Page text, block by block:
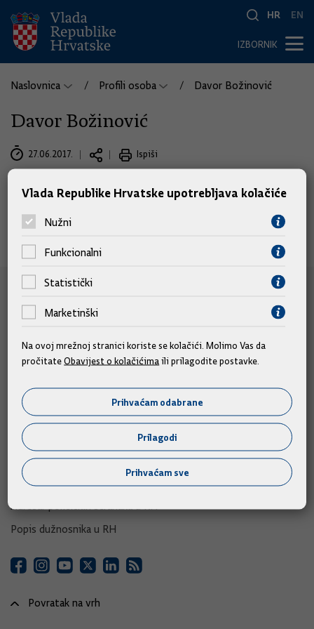
HR EN
IZBORNIK
Naslovnica Profili osoba Davor Božinović
Davor Božinović
27.06.2017. Ispiši
e-Savjetovanja
Izvozni portal
Adresar
Središnji katalog službenih dokumenata RH
Adresar tijela javne vlasti
Adresar političkih stranaka u RH
Popis dužnosnika u RH
Povratak na vrh
Vlada Republike Hrvatske upotrebljava kolačiće
Nužni
Funkcionalni
Statistički
Marketinški
Na ovoj mrežnoj stranici koriste se kolačići. Molimo Vas da
pročitateObavijest o kolačićimaili prilagodite postavke.
Prihvaćam odabrane
Prilagodi
Prihvaćam sve